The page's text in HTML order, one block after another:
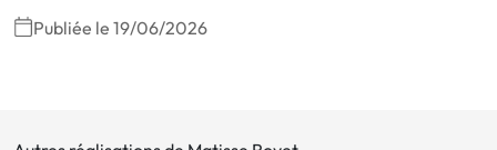
Publiée le 19/06/2026